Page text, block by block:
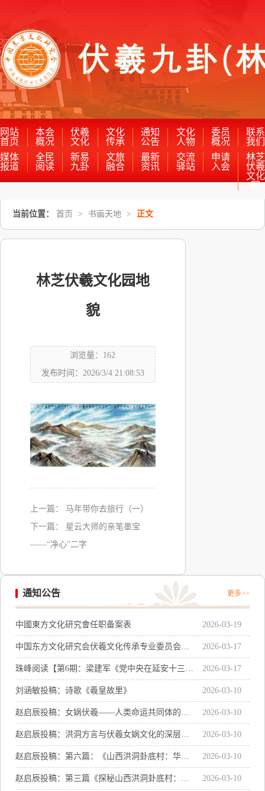
网站
首页
本会
概况
伏羲
文化
文化
传承
通知
公告
文化
人物
委员
概况
联系
我们
媒体
报道
全民
阅读
新易
九卦
文旅
融合
最新
资讯
交流
驿站
申请
入会
林芝
伏羲
文化
园
当前位置： 首页 > 书画天地 > 正文
林芝伏羲文化园地
貌
浏览量：162
发布时间：2026/3/4 21:08:53
上一篇：
马年带你去旅行（一）
下一篇：
星云大师的亲笔墨宝
——“净心”二字
通知公告 更多>>
中國東方文化研究會任职备案表 2026-03-19
中国东方文化研究会伏羲文化传承专业委员会主
任聘书感言
2026-03-17
珠峰阅读【第6期：梁建军《党中央在延安十三
年》系列讲座之二：《党中央在延安十三年的辉
煌成就及历史启示》
2026-03-17
刘涵敏投稿：诗歌《羲皇故里》 2026-03-10
赵启辰投稿：女娲伏羲——人类命运共同体的精
神符号与世界文明的共同源头
2026-03-10
赵启辰投稿：洪洞方言与伏羲女娲文化的深层关
联
2026-03-10
赵启辰投稿：第六篇：《山西洪洞卦底村：华夏
文明的奇点与文化传承》
2026-03-10
赵启辰投稿：第三篇《探秘山西洪洞卦底村：女
2026-03-10